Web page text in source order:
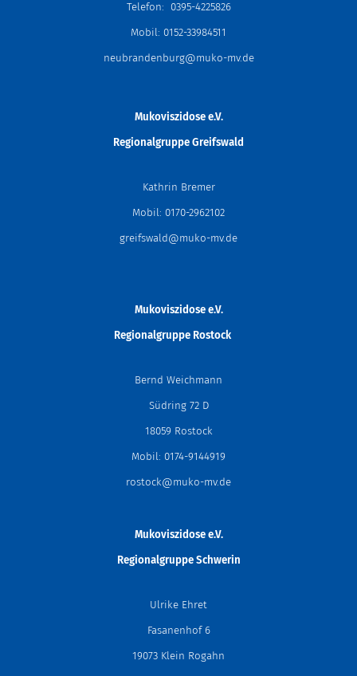
Telefon: 0395-4225826
Mobil: 0152-33984511
neubrandenburg@muko-mv.de
Mukoviszidose e.V.
Regionalgruppe Greifswald
Kathrin Bremer
Mobil: 0170-2962102
greifswald@muko-mv.de
Mukoviszidose e.V.
Regionalgruppe Rostock
Bernd Weichmann
Südring 72 D
18059 Rostock
Mobil: 0174-9144919
rostock@muko-mv.de
Mukoviszidose e.V.
Regionalgruppe Schwerin
Ulrike Ehret
Fasanenhof 6
19073 Klein Rogahn